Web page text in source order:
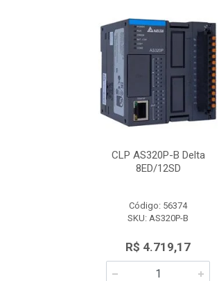
CLP AS320P-B Delta
8ED/12SD
Código: 56374
SKU: AS320P-B
R$ 4.719,17